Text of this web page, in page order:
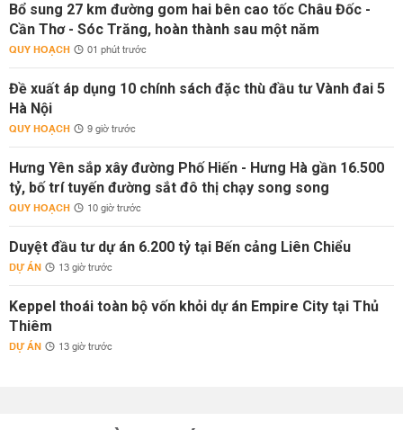
Bổ sung 27 km đường gom hai bên cao tốc Châu Đốc -
Cần Thơ - Sóc Trăng, hoàn thành sau một năm
QUY HOẠCH 01 phút trước
Đề xuất áp dụng 10 chính sách đặc thù đầu tư Vành đai 5
Hà Nội
QUY HOẠCH 9 giờ trước
Hưng Yên sắp xây đường Phố Hiến - Hưng Hà gần 16.500
tỷ, bố trí tuyến đường sắt đô thị chạy song song
QUY HOẠCH 10 giờ trước
Duyệt đầu tư dự án 6.200 tỷ tại Bến cảng Liên Chiểu
DỰ ÁN 13 giờ trước
Keppel thoái toàn bộ vốn khỏi dự án Empire City tại Thủ
Thiêm
DỰ ÁN 13 giờ trước